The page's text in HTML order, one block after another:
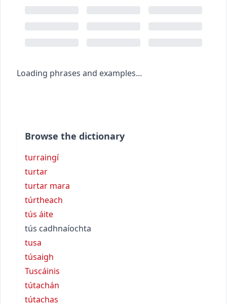
Loading phrases and examples...
Browse the dictionary
turraingí
turtar
turtar mara
túrtheach
tús áite
tús cadhnaíochta
tusa
túsaigh
Tuscáinis
tútachán
tútachas